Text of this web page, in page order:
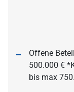
Offene
500.000 €
bis max